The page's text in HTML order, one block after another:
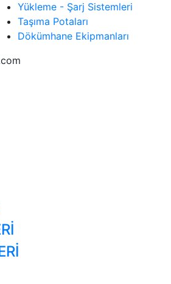
Yükleme - Şarj Sistemleri
Taşıma Potaları
Dökümhane Ekipmanları